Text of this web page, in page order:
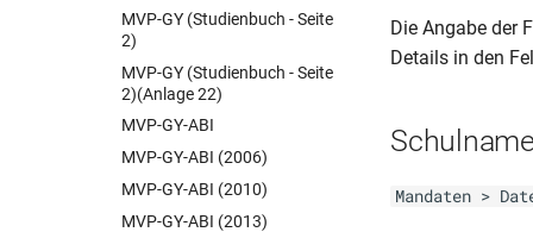
DSND-DAS-ZZ (Q-Phase)
DSND-DAS-ZZ (Q-Phase)
(Anlage 1)(RiLi 1.6)
BER-BF-HJZ
BER-BF-MSA (einjährig)
BER-BFS-AS (Z 522a)(04.11)
BER-BFS-AZ (Schul Z 523a)
BER-BOS-AZ (Schul Z 534)
(03.05)
BER-BOS-FHReife (Schul Z
MVP-GY (Studienbuch - Seite
2)
MVP-GY (Studienbuch - Seite
2)(Anlage 22)
MVP-GY-ABI
MVP-GY-ABI (2006)
MVP-GY-ABI (2010)
MVP-GY-ABI (2013)
Die Angabe der
Details in den
Schulname
Mandaten >